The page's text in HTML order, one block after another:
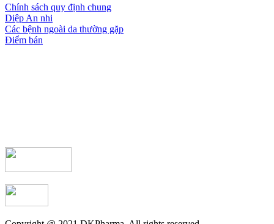
Chính sách quy định chung
Diệp An nhi
Các bệnh ngoài da thường gặp
Điểm bán